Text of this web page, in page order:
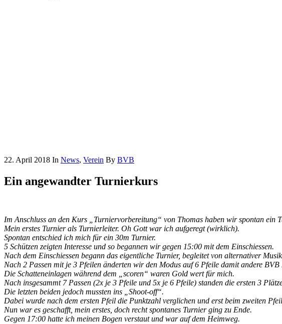
22. April 2018 In News, Verein By BVB
Ein angewandter Turnierkurs
Im Anschluss an den Kurs „Turniervorbereitung“ von Thomas haben wir spontan ein
Mein erstes Turnier als Turnierleiter. Oh Gott war ich aufgeregt (wirklich).
Spontan entschied ich mich für ein 30m Turnier.
5 Schützen zeigten Interesse und so begannen wir gegen 15:00 mit dem Einschiessen.
Nach dem Einschiessen begann das eigentliche Turnier, begleitet von alternativer
Nach 2 Passen mit je 3 Pfeilen änderten wir den Modus auf 6 Pfeile damit andere
Die Schatteneinlagen während dem „scoren“ waren Gold wert für mich.
Nach insgesammt 7 Passen (2x je 3 Pfeile und 5x je 6 Pfeile) standen die ersten 3
Die letzten beiden jedoch mussten ins „Shoot-off“.
Dabei wurde nach dem ersten Pfeil die Punktzahl verglichen und erst beim zweiten
Nun war es geschafft, mein erstes, doch recht spontanes Turnier ging zu Ende.
Gegen 17:00 hatte ich meinen Bogen verstaut und war auf dem Heimweg.